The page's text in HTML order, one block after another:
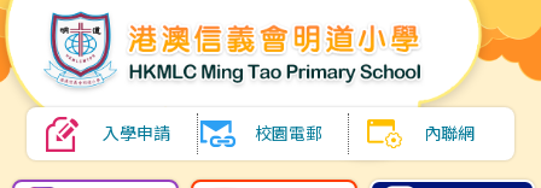
入學申請 校園電郵 內聯網